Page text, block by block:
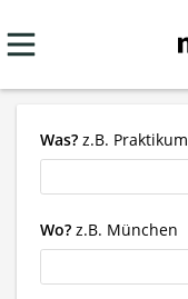
Was? z.B. Praktikum
Wo? z.B. München